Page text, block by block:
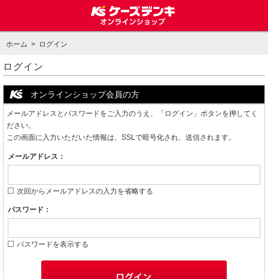
ホーム > ログイン
ログイン
オンラインショップ会員の方
メールアドレスとパスワードをご入力のうえ、「ログイン」ボタンを押してく
ださい。
この画面に入力いただいた情報は、SSLで暗号化され、送信されます。
メールアドレス：
次回からメールアドレスの入力を省略する
パスワード：
パスワードを表示する